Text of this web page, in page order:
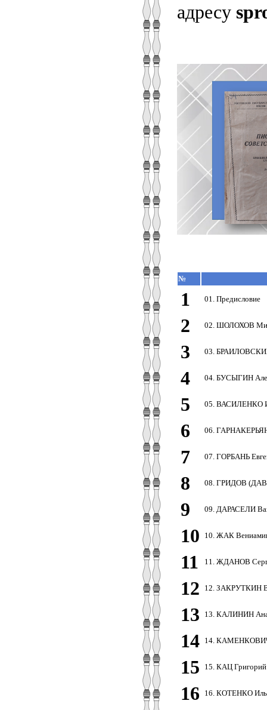
адресу
№
1 01. Предисловие
2 02. ШОЛОХОВ
3 03.
4 04. БУСЫГИН
5 05. ВАСИЛЕНКО
6 06.
7 07. ГОРБАНЬ
8 08. ГРИДОВ
9 09. ДАРАСЕЛИ
10 10. ЖАК
11 11. ЖДАНОВ
12 12. ЗАКРУТКИН
13 13. КАЛИНИН
14 14. КАМЕНКОВИЧ
15 15. КАЦ
16 16. КОТЕНКО